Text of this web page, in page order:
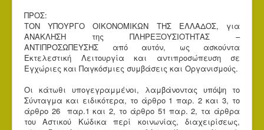
ΠΡΟΣ:
TΟΝ ΥΠΟΥΡΓΟ ΟΙΚΟΝΟΜΙΚΩΝ ΤΗΣ ΕΛΛΑΔΟΣ, για
ΑΝΑΚΛΗΣΗ της ΠΛΗΡΕΞΟΥΣΙΟΤΗΤΑΣ –
ΑΝΤΙΠΡΟΣΩΠΕΥΣΗΣ από αυτόν, ως ασκούντα
Εκτελεστική Λειτουργία και αντιπροσώπευση σε
Εγχώριες και Παγκόσμιες συμβάσεις και Οργανισμούς.
Οι κάτωθι υπογεγραμμένοι, λαμβάνοντας υπόψη το
Σύνταγμα και ειδικότερα, το άρθρο 1 παρ. 2 και 3, το
άρθρο 26 παρ.1 και 2, το άρθρο 51 παρ. 2, τα άρθρα
του Αστικού Κώδικα περί κοινωνίας, διαχειρίσεως,